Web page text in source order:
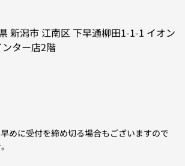
新潟市 江南区下早通柳田1-1-1 イオン
ター店2階
めに受付を締め切る場合もございますので